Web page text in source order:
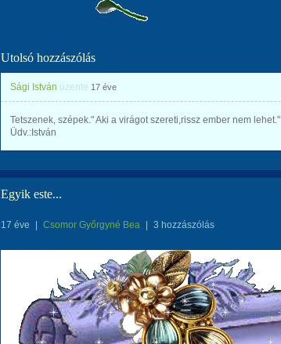
Utolsó hozzászólás
Sági István üzente 17 éve
Tetszenek, szépek." Aki a virágot szereti,rissz ember nem lehet."
Üdv.:István
Egyik este...
17 éve Csomor Győrgyné Bea 3 hozzászólás